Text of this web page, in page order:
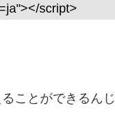
script>
ことができるんじ